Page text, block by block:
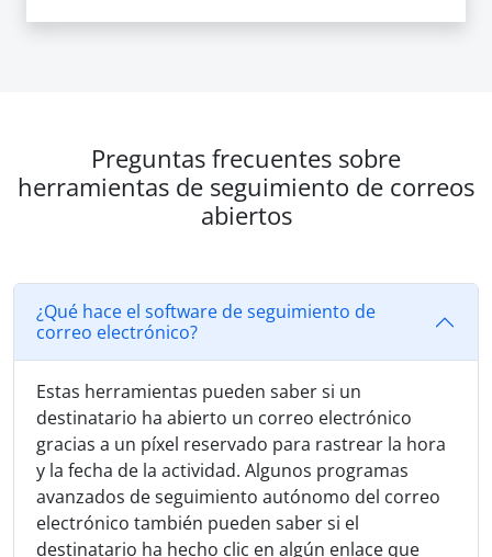
Preguntas frecuentes sobre
herramientas de seguimiento de correos
abiertos
¿Qué hace el software de seguimiento de
correo electrónico?
Estas herramientas pueden saber si un
destinatario ha abierto un correo electrónico
gracias a un píxel reservado para rastrear la hora
y la fecha de la actividad. Algunos programas
avanzados de seguimiento autónomo del correo
electrónico también pueden saber si el
destinatario ha hecho clic en algún enlace que